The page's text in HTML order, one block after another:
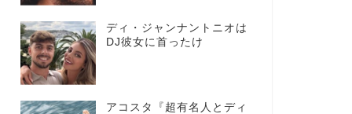
ディ・ジャンナントニオは
DJ彼女に首ったけ
アコスタ『超有名人とディ